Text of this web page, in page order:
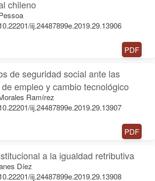
chileno
iij.24487899e.2019.29.13906
PDF
de seguridad social ante las
empleo y cambio tecnológico
Ramírez
iij.24487899e.2019.29.13907
PDF
a la igualdad retributiva
Díez
iij.24487899e.2019.29.13908